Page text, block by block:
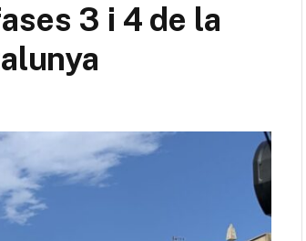
3 i 4 de la